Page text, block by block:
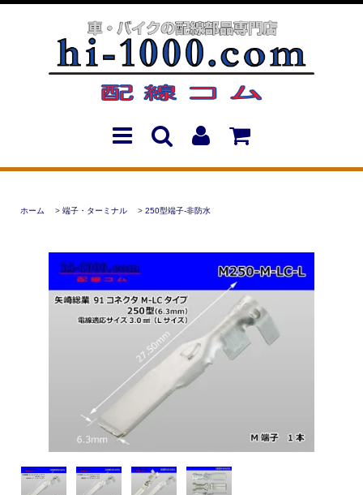
ホーム > 端子・ターミナル > 250型端子-非防水